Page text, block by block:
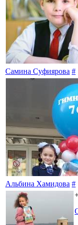
Самина Суфиярова #
Альбина Хамидова #